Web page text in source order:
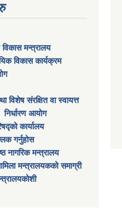
विकास मन्त्रालय
विकास कार्यक्रम
विशेष स‌ंरक्षित वा स्वायत्त
निर्धारण आयाेग
कार्यालय
गर्नुहोस
नागरिक मन्त्रालय
मन्त्रालयकको समाग्री